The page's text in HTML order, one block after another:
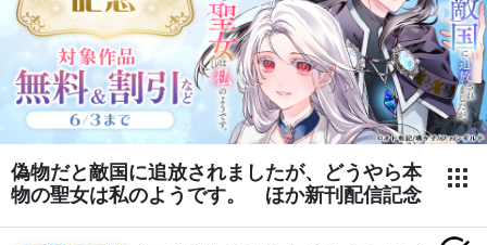
偽物だと敵国に追放されましたが、どうやら本
物の聖女は私のようです。 ほか新刊配信記念